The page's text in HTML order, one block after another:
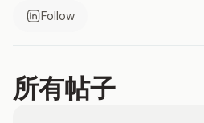
Follow
所有帖子